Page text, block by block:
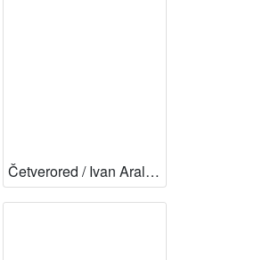
Četverored / Ivan Aralica ; pogovor Antun Pavešković